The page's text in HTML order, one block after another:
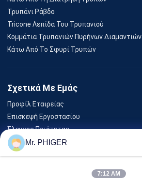
Τρυπάνι Ράβδο
Tricone Λεπίδα Του Τρυπανιού
Κομμάτια Τρυπανιών Πυρήνων Διαμαντιών
Κάτω Από Το Σφυρί Τρυπών
Σχετικά Με Εμάς
Προφίλ Εταιρείας
Επισκεψή Εργοστασίου
Έλεγχος Ποιότητας
SitemapMr. PHIGER
7:12 AM